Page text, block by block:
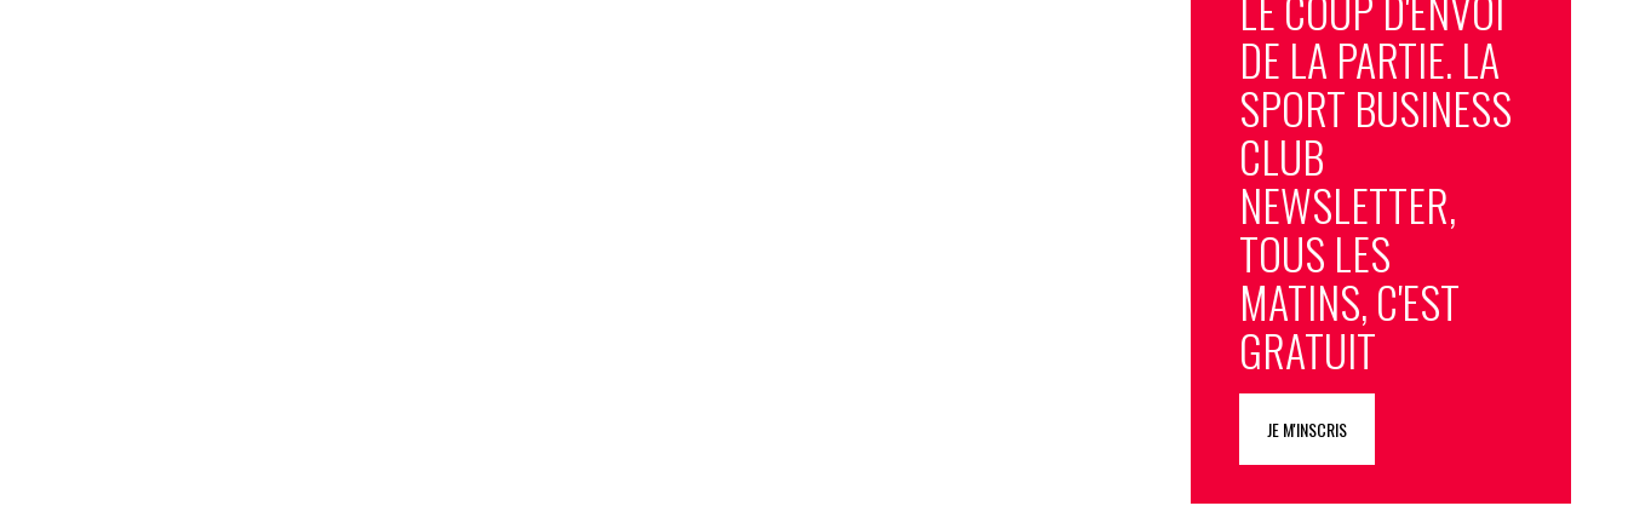
DE LA PARTIE. LA
SPORT BUSINESS
CLUB
NEWSLETTER,
TOUS LES
MATINS, C'EST
GRATUIT
JE M'INSCRIS